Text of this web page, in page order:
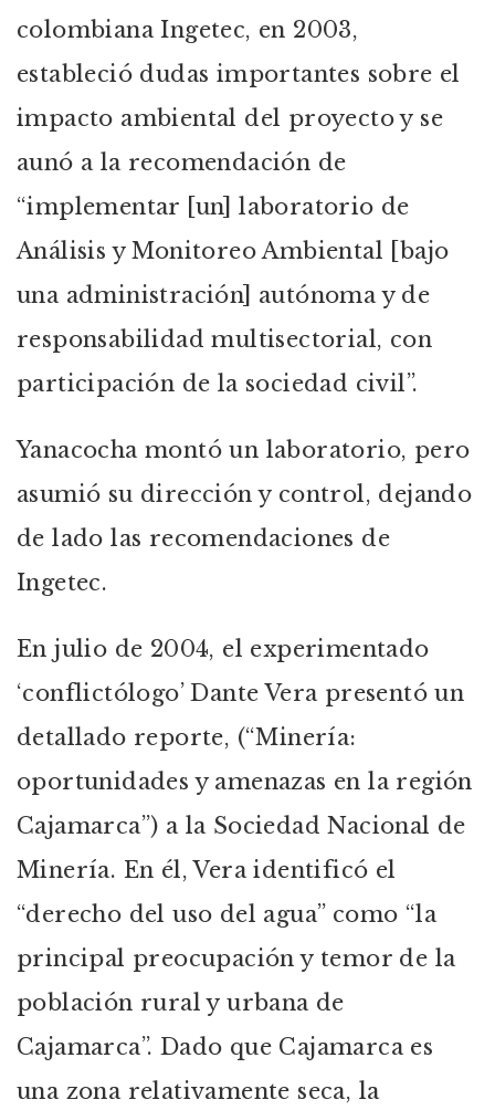
colombiana Ingetec, en 2003,
estableció dudas importantes sobre el
impacto ambiental del proyecto y se
aunó a la recomendación de
“implementar [un] laboratorio de
Análisis y Monitoreo Ambiental [bajo
una administración] autónoma y de
responsabilidad multisectorial, con
participación de la sociedad civil”.
Yanacocha montó un laboratorio, pero
asumió su dirección y control, dejando
de lado las recomendaciones de
Ingetec.
En julio de 2004, el experimentado
‘conflictólogo’ Dante Vera presentó un
detallado reporte, (“Minería:
oportunidades y amenazas en la región
Cajamarca”) a la Sociedad Nacional de
Minería. En él, Vera identificó el
“derecho del uso del agua” como “la
principal preocupación y temor de la
población rural y urbana de
Cajamarca”. Dado que Cajamarca es
una zona relativamente seca, la